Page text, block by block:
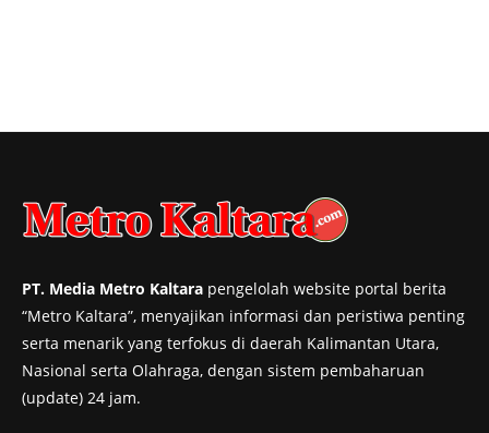
PT. Media Metro Kaltara pengelolah website portal berita
“Metro Kaltara”, menyajikan informasi dan peristiwa penting
serta menarik yang terfokus di daerah Kalimantan Utara,
Nasional serta Olahraga, dengan sistem pembaharuan
(update) 24 jam.